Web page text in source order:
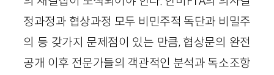
정과정과 협상과정 모두 비민주적 독단과 비밀주
의 등 갖가지 문제점이 있는 만큼, 협상문의 완전
공개 이후 전문가들의 객관적인 분석과 독소조항